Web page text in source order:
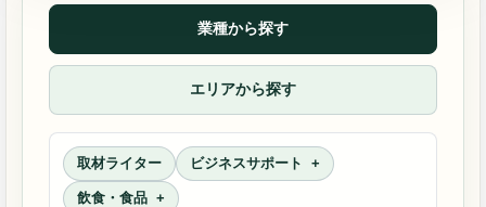
業種から探す
エリアから探す
取材ライター ビジネスサポート
飲食・食品